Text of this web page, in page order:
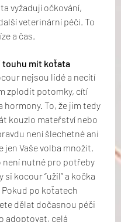
vyžadují očkování,
veterinární péči. To
a čas.
touhu mít koťata
nejsou lidé a necítí
zplodit potomky, cítí
hormony. To, že jim tedy
kouzlo mateřství nebo
není šlechetné ani
jen Vaše volba množit.
není nutné pro potřeby
si kocour “užil” a kočka
po koťatech
dělat dočasnou péči
adoptovat, celá